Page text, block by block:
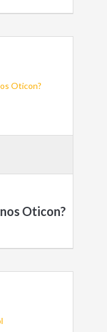
Oticon?